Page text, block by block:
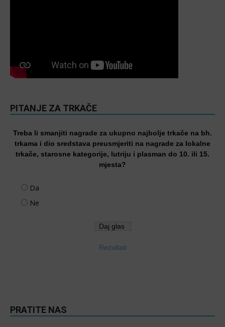
PITANJE ZA TRKAČE
Treba li smanjiti nagrade za ukupno najbolje trkače na bh.
trkama i dio sredstava preusmjeriti na nagrade za lokalne
trkače, starosne kategorije, lutriju i plasman do 10. ili 15.
mjesta?
Da
Ne
Rezultati
PRATITE NAS